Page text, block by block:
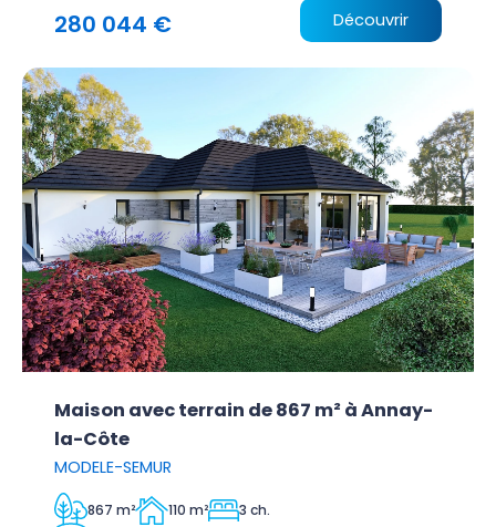
280 044 € Découvrir
Maison avec terrain de 867 m² à Annay-
la-Côte
MODELE-SEMUR
867 m² 110 m² 3 ch.